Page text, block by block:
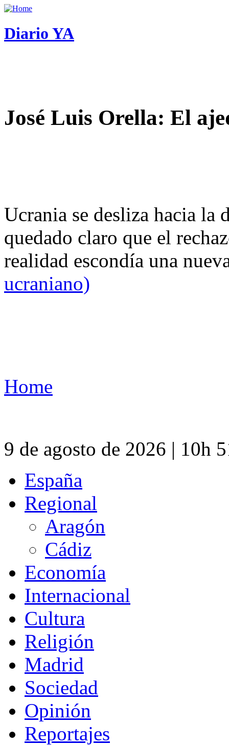
Diario YA
José Luis Orella: El
Ucrania se desliza hacia
quedado claro que el
realidad escondía una
ucraniano)
Home
9 de agosto de 2026 | 10h
España
Regional
Aragón
Cádiz
Economía
Internacional
Cultura
Religión
Madrid
Sociedad
Opinión
Reportajes